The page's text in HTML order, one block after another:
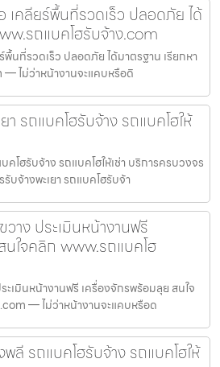
เคลียร์พื้นที่รวดเร็ว ปลอดภัย ได้
รถแบคโฮรับจ้าง.com
พื้นที่รวดเร็ว ปลอดภัย ได้มาตรฐาน เรียกหา
ไม่ว่าหน้างานจะแคบหรือดิ
า รถแบคโฮรับจ้าง รถแบคโฮให้
คโฮรับจ้าง รถแบคโฮให้เช่า บริการครบวงจร
บจ้างพะเยา รถแบคโฮรับจ้า
วาง ประเมินหน้างานฟรี
ใจคลิก www.รถแบคโฮ
ะเมินหน้างานฟรี เครื่องจักรพร้อมลุย สนใจ
— ไม่ว่าหน้างานจะแคบหรือด
ลี รถแบคโฮรับจ้าง รถแบคโฮให้